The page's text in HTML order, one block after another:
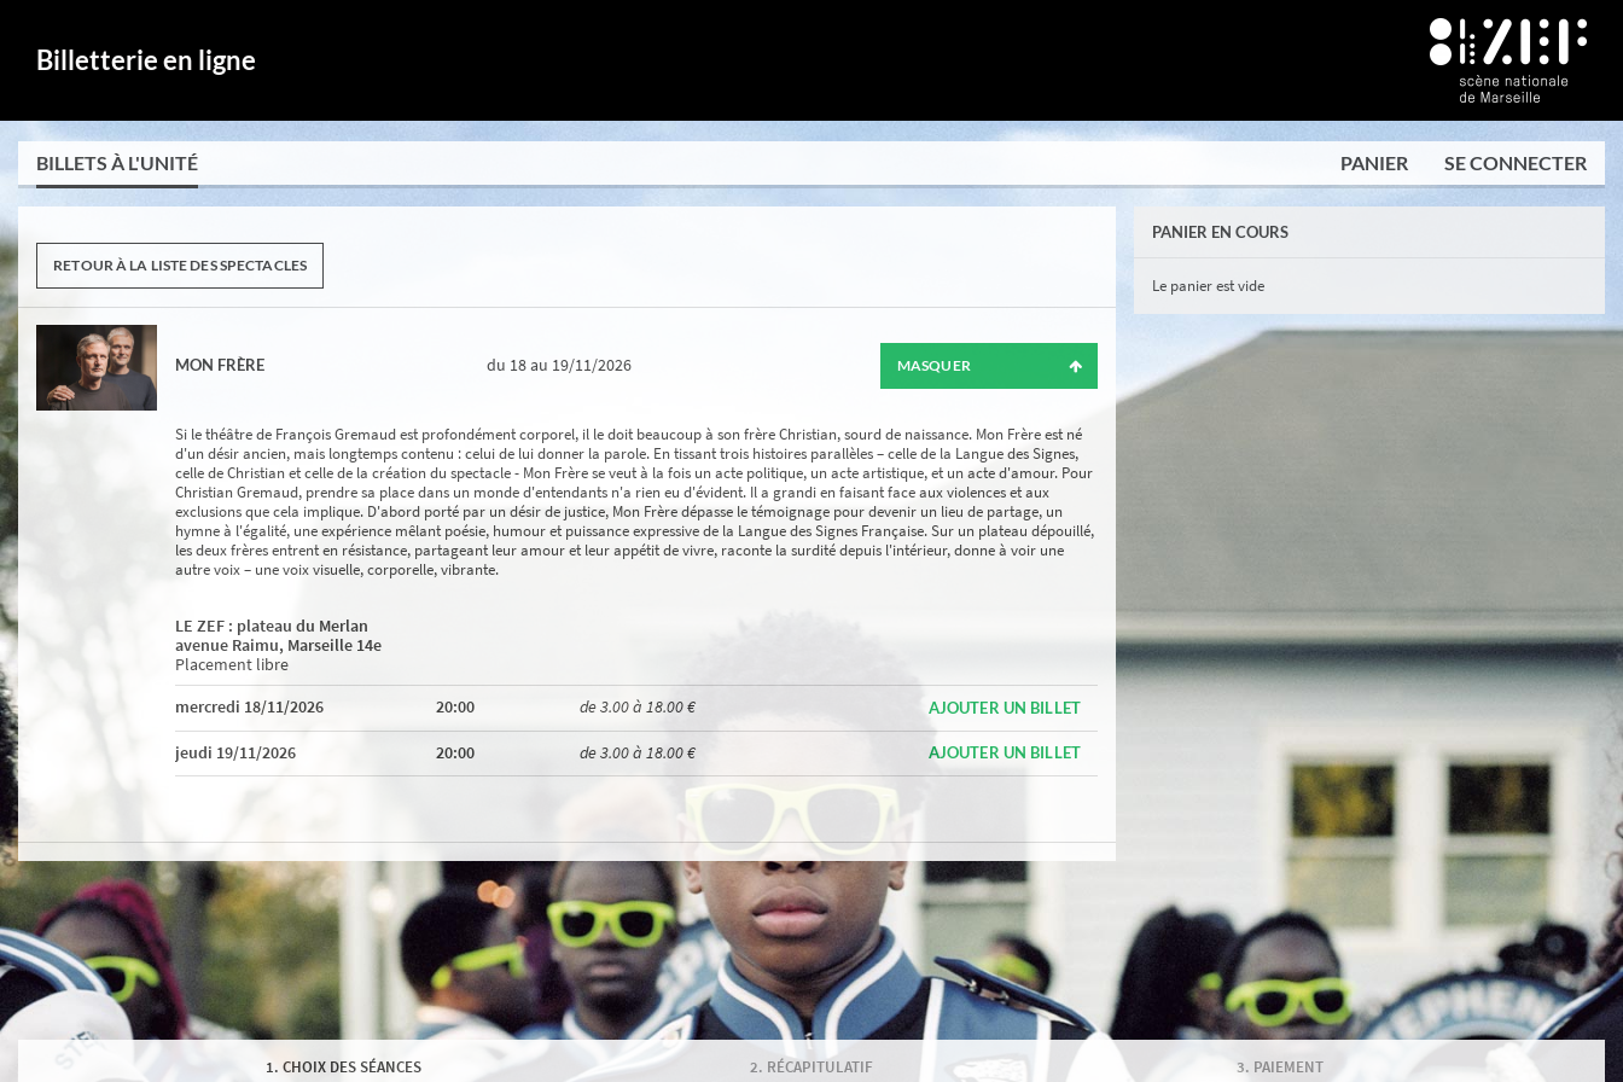
Billetterie en ligne
BILLETS À L'UNITÉ PANIER SE CONNECTER
RETOUR À LA LISTE DES SPECTACLES
MON FRÈRE du 18au 19/11/2026 MASQUER
Si le théâtre de François Gremaud est profondément corporel, il le doit beaucoup à son frère Christian, sourd de naissance. Mon Frère est né
d'un désir ancien, mais longtemps contenu : celui de lui donner la parole. En tissant trois histoires parallèles – celle de la Langue des Signes,
celle de Christian et celle de la création du spectacle - Mon Frère se veut à la fois un acte politique, un acte artistique, et un acte d'amour. Pour
Christian Gremaud, prendre sa place dans un monde d'entendants n'a rien eu d'évident. Il a grandi en faisant face aux violences et aux
exclusions que cela implique. D'abord porté par un désir de justice, Mon Frère dépasse le témoignage pour devenir un lieu de partage, un
hymne à l'égalité, une expérience mêlant poésie, humour et puissance expressive de la Langue des Signes Française. Sur un plateau dépouillé,
les deux frères entrent en résistance, partageant leur amour et leur appétit de vivre, raconte la surdité depuis l'intérieur, donne à voir une
autre voix – une voix visuelle, corporelle, vibrante.
LE ZEF : plateau du Merlan
avenue Raimu, Marseille 14e
Placement libre
mercredi 18/11/2026
20:00 de 3.00 à 18.00 € AJOUTER UN BILLET
jeudi 19/11/2026 20:00 de 3.00 à 18.00 € AJOUTER UN BILLET
PANIER EN COURS
Le panier est vide
CHOIX DES SÉANCES RÉCAPITULATIF PAIEMENT